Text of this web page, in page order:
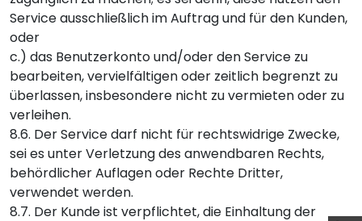
Service ausschließlich im Auftrag und für den Kunden,
oder
c.) das Benutzerkonto und/oder den Service zu
bearbeiten, vervielfältigen oder zeitlich begrenzt zu
überlassen, insbesondere nicht zu vermieten oder zu
verleihen.
8.6. Der Service darf nicht für rechtswidrige Zwecke,
sei es unter Verletzung des anwendbaren Rechts,
behördlicher Auflagen oder Rechte Dritter,
verwendet werden.
8.7. Der Kunde ist verpflichtet, die Einhaltung der